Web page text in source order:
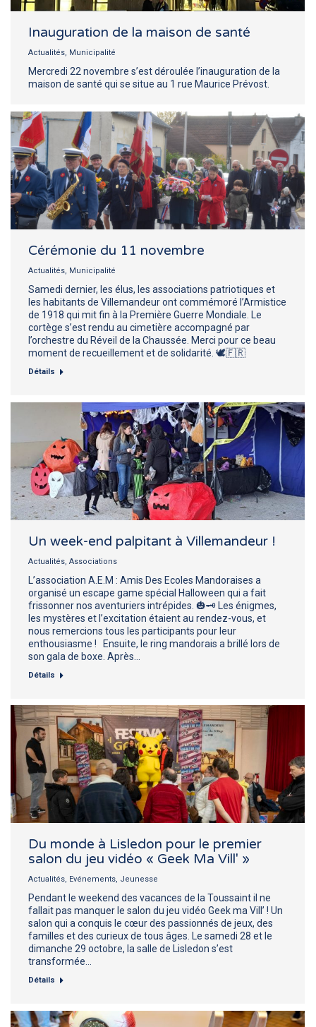
Inauguration de la maison de santé
Actualités, Municipalité
Mercredi 22 novembre s’est déroulée l’inauguration de la
maison de santé qui se situe au 1 rue Maurice Prévost.
Cérémonie du 11 novembre
Actualités, Municipalité
Samedi dernier, les élus, les associations patriotiques et
les habitants de Villemandeur ont commémoré l’Armistice
de 1918 qui mit fin à la Première Guerre Mondiale. Le
cortège s’est rendu au cimetière accompagné par
l’orchestre du Réveil de la Chaussée. Merci pour ce beau
moment de recueillement et de solidarité. 🕊️🇫🇷
Détails
Un week-end palpitant à Villemandeur !
Actualités, Associations
L’association A.E.M : Amis Des Ecoles Mandoraises a
organisé un escape game spécial Halloween qui a fait
frissonner nos aventuriers intrépides. 🎃🗝️ Les énigmes,
les mystères et l’excitation étaient au rendez-vous, et
nous remercions tous les participants pour leur
enthousiasme ! Ensuite, le ring mandorais a brillé lors de
son gala de boxe. Après…
Détails
Du monde à Lisledon pour le premier
salon du jeu vidéo « Geek Ma Vill' »
Actualités, Evénements, Jeunesse
Pendant le weekend des vacances de la Toussaint il ne
fallait pas manquer le salon du jeu vidéo Geek ma Vill’ ! Un
salon qui a conquis le cœur des passionnés de jeux, des
familles et des curieux de tous âges. Le samedi 28 et le
dimanche 29 octobre, la salle de Lisledon s’est
transformée…
Détails